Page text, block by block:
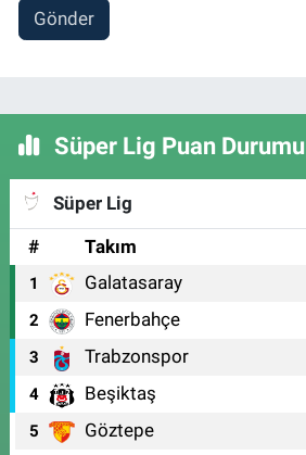
Gönder
Süper Lig Puan Durumu
Süper Lig
#
Takım
1 Galatasaray
2 Fenerbahçe
3 Trabzonspor
4 Beşiktaş
5 Göztepe